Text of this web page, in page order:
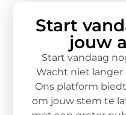
Start
jouw
Start vandaag
Wacht niet langer
Ons platform
om jouw stem te